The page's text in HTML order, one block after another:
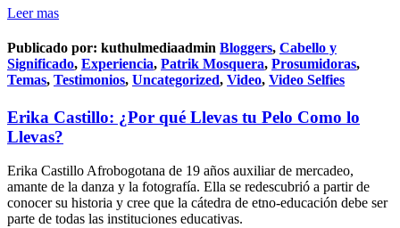
Leer mas
Publicado por: kuthulmediaadmin Bloggers, Cabello y
Significado, Experiencia, Patrik Mosquera, Prosumidoras,
Temas, Testimonios, Uncategorized, Video, Video Selfies
Erika Castillo: ¿Por qué Llevas tu Pelo Como lo
Llevas?
Erika Castillo Afrobogotana de 19 años auxiliar de mercadeo,
amante de la danza y la fotografía. Ella se redescubrió a partir de
conocer su historia y cree que la cátedra de etno-educación debe ser
parte de todas las instituciones educativas.